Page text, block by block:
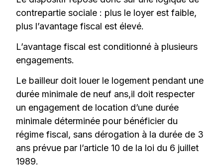
contrepartie sociale : plus le loyer est faible,
plus l’avantage fiscal est élevé.
L’avantage fiscal est conditionné à plusieurs
engagements.
Le bailleur doit louer le logement pendant une
durée minimale de neuf ans,il doit respecter
un engagement de location d’une durée
minimale déterminée pour bénéficier du
régime fiscal, sans dérogation à la durée de 3
ans prévue par l’article 10 de la loi du 6 juillet
1989.